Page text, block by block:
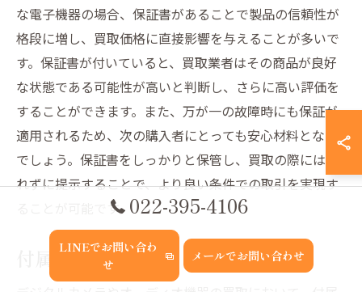
な電子機器の場合、保証書があることで製品の信頼性が
格段に増し、買取価格に直接影響を与えることが多いで
す。保証書が付いていると、買取業者はその商品が良好
な状態である可能性が高いと判断し、さらに高い評価を
することができます。また、万が一の故障時にも保証が
適用されるため、次の購入者にとっても安心材料となる
でしょう。保証書をしっかりと保管し、買取の際には忘
れずに提示することで、より良い条件での取引を実現す
ることが可能です。
付属品の管理方法とそのメリット
022-395-4106
LINEでお問い合わ
せ
メールでお問い合わせ